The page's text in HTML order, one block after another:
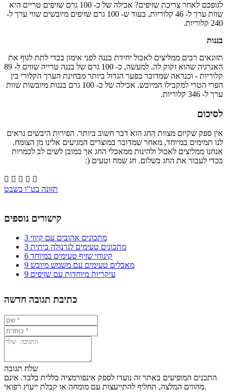
לגופכם לאחר צריכת שזיפים? אכילה של כ- 100 גרם שזיפים טריים היא
שוות ערך ל- 46 קלוריות, בעוד ש- 100 גרם שזיפים מיובשים שווי ערך ל-
240 קלוריות.
בננות
תזונאים רבים ממליצים לאכול יחידת בננה לפני אימון בכדי לתת לגוף את
האנרגיה שהוא זקוק לה. למעשה, כ- 100 גרם של בננה טרייה שווים ל- 89
קלוריות - וכנראה שמדובר בפער הגדול ביותר מבחינת הערך הקלורי בין
הפרי הטרי למקבילו המיובש. אכילה של כ- 100 גרם בננות מיובשות שוות
ערך ל- 346 קלוריות.
לסיכום
אין ספק שקיום מצוות החג הוא דבר חשוב ביותר. הפירות היבשים נראים
לנו תמימים במיוחד, מאחר שמדובר במוצרים המגיעים אלינו מן הצומח.
אנחנו ממליצים לאכול ולהינות ממאכלי החג אך כמובן לשים לב לכמויות
בכדי לעבור את החג בשלום. חג שמח וטעים (:
    
תזונה בט"ו בשבט
קישורים נוספים
3 מתכונים אהובים עם קיווי
3 מתכונים טעימים לגרנולה ביתית
6 קינוחי שזיף טעימים במיוחד
9 מאכלים טעימים עם משמש מיובש
9 עיקריות מיוחדות עם שזיפים
כתיבת תגובה חדשה
שלח תגובה
התכנים המופיעים באתר זה נועדו לספק אינפורמציה כללית בלבד. אינם
מהווים המלצה, תחליף להתייעצות עם מומחה או קבלת ייעוץ רפואי.